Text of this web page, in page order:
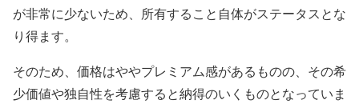
が非常に少ないため、所有すること自体がステータスとな
り得ます。
そのため、価格はややプレミアム感があるものの、その希
少価値や独自性を考慮すると納得のいくものとなっていま